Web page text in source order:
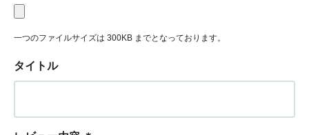
一つのファイルサイズは 300KB までとなっております。
タイトル